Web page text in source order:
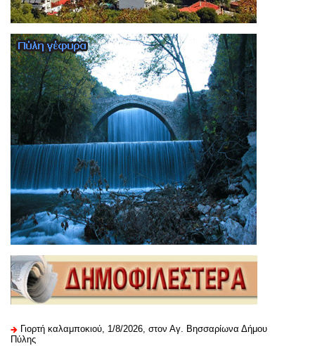
Γιορτή καλαμποκιού, 1/8/2026, στον Αγ. Βησσαρίωνα Δήμου
Πύλης